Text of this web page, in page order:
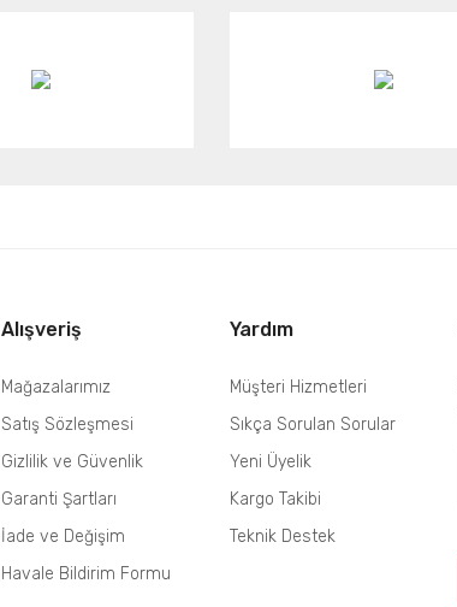
Alışveriş
Mağazalarımız
Satış Sözleşmesi
Gizlilik ve Güvenlik
Garanti Şartları
İade ve Değişim
Havale Bildirim Formu
Yardım
Müşteri Hizmetleri
Sıkça Sorulan Sorular
Yeni Üyelik
Kargo Takibi
Teknik Destek